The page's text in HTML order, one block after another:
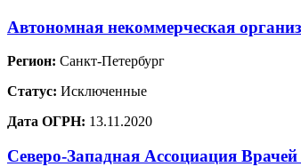
Автономная некоммерческая
Регион: Санкт-Петербург
Статус: Исключенные
Дата ОГРН: 13.11.2020
Северо-Западная Ассоциация